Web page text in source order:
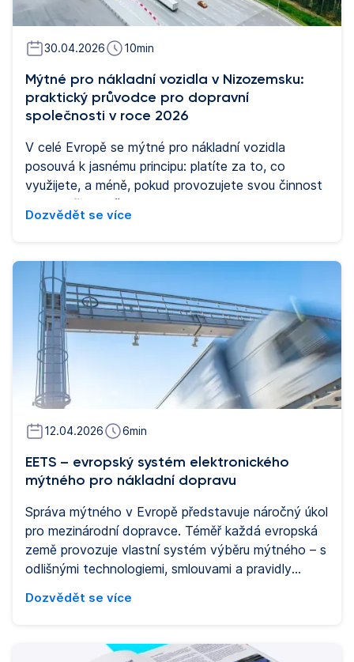
30.04.2026 10min
Mýtné pro nákladní vozidla v Nizozemsku:
praktický průvodce pro dopravní
společnosti v roce 2026
V celé Evropě se mýtné pro nákladní vozidla
posouvá k jasnému principu: platíte za to, co
využijete, a méně, pokud provozujete svou činnost
efektivněji. Od července 2026 zavedlo Nizozemsko
mýtné pro nákladní vozidla založené na počtu
zavedenými v Německu, Rakousku a Belgii. Před
červencem patřilo mezi několik málo evropských
trhů, které na většině dálnic nevybíraly mýtné na
základě vzdálenosti. Pro dopravní společnosti to
představuje významný vývoj. Náklady na mýtné
pro nákladní vozidla již nejsou fixním
administrativním výdajem, ale faktorem přímo
spojeným se způsobem provozu vozidel, což
vytváří nové příležitosti k optimalizaci tras, složení
vozového parku a celkové nákladové efektivity.
Dozvědět se více
12.04.2026 6min
EETS – evropský systém elektronického
mýtného pro nákladní dopravu
Správa mýtného v Evropě představuje náročný úkol
pro mezinárodní dopravce. Téměř každá evropská
země provozuje vlastní systém výběru mýtného – s
odlišnými technologiemi, smlouvami a pravidly
to znamená vysokou administrativní zátěž a
Electronic Toll Service) vznikl právě proto, aby tuto
Dozvědět se více